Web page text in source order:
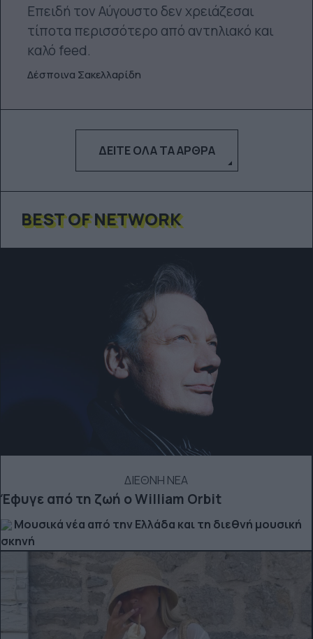
Επειδή τον Αύγουστο δεν χρειάζεσαι
τίποτα περισσότερο από αντηλιακό και
καλό feed.
Δέσποινα Σακελλαρίδη
ΔΕΊΤΕ ΌΛΑ ΤΑ ΆΡΘΡΑ
BEST OF NETWORK
ΔΙΕΘΝΗ ΝΕΑ
Έφυγε από τη ζωή ο William Orbit
Μουσικά νέα από την Ελλάδα και τη διεθνή μουσική
σκηνή